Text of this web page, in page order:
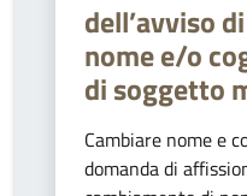
dell’avviso
nome e/o
di soggetto
Cambiare nome e
domanda di